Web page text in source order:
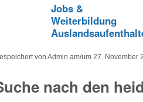
Jobs &
Weiterbildung
von Admin am/um 27. November
nach den